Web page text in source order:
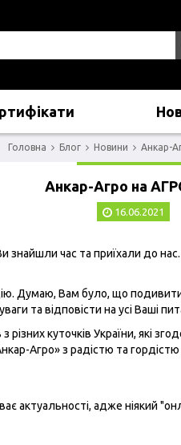
Головна Блог Новини Анкар-
Анкар-Агро на
16.06.2021
знайшли час та приїхали
Думаю, Вам було, що
та відповісти на усі Ваші
куточків України, які
Агро» з радістю та
актуальності, адже ніякий